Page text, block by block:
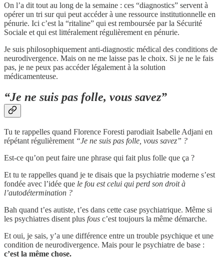
On l’a dit tout au long de la semaine : ces “diagnostics” servent à
opérer un tri sur qui peut accéder à une ressource institutionnelle en
pénurie. Ici c’est la “ritaline” qui est remboursée par la Sécurité
Sociale et qui est littéralement régulièrement en pénurie.
Je suis philosophiquement anti-diagnostic médical des conditions de
neurodivergence. Mais on ne me laisse pas le choix. Si je ne le fais
pas, je ne peux pas accéder légalement à la solution
médicamenteuse.
“Je ne suis pas folle, vous savez”
Tu te rappelles quand Florence Foresti parodiait Isabelle Adjani en
répétant régulièrement “Je ne suis pas folle, vous savez” ?
Est-ce qu’on peut faire une phrase qui fait plus folle que ça ?
Et tu te rappelles quand je te disais que la psychiatrie moderne s’est
fondée avec l’idée que le fou est celui qui perd son droit à
l’autodétermination ?
Bah quand t’es autiste, t’es dans cette case psychiatrique. Même si
les psychiatres disent plus fous c’est toujours la même démarche.
Et oui, je sais, y’a une différence entre un trouble psychique et une
condition de neurodivergence. Mais pour le psychiatre de base :
c’est la même chose.